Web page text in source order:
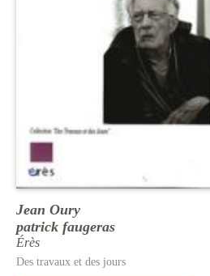
Jean Oury
patrick faugeras
Érès
Des travaux et des jours